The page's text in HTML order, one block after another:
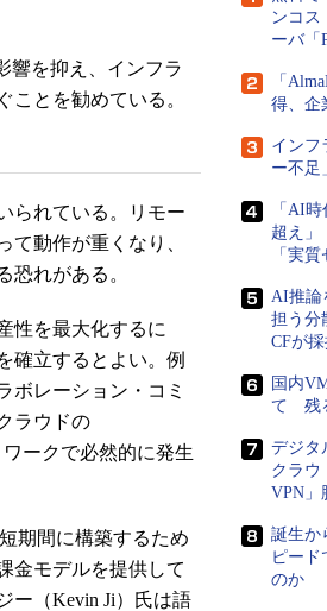
響を抑え、インフラ
とを勧めている。
られている。リモー
て動作が重くなり、
恐れがある。
性を最大化するに
確立するとよい。例
ボレーション・コミ
ラウドの
ワークで必然的に発生
期間に構築するため
金モデルを提供して
ー（Kevin Ji）氏は語
ンコ
ーバ「
「
得、企
インフ
ー不
「AI
超え」
「実
AI推論
担う分
CFが採
国内
て 残
デジタ
クラ
VPN」
誕生か
ピード
のか